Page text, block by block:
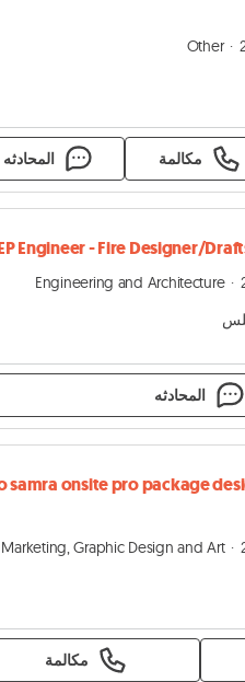
Other
مكالمة المحادثه
Engineer - Fire Designer/
Engineering and Architecture
المحادثه
Marketing, Graphic Design and Art
مكالمة